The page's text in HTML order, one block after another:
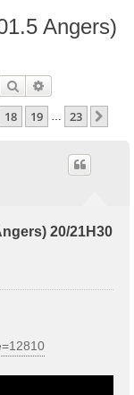
Angers)
Rechercher
18 19 … 23
20/21H30